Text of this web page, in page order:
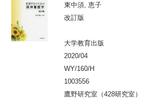
東中須, 恵子
改訂版
大学教育出版
2020/04
WY/160/H
1003556
鷹野研究室（428研究室）